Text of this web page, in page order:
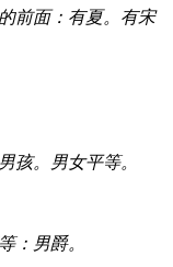
前面：有夏。有宋
孩。男女平等。
：男爵。